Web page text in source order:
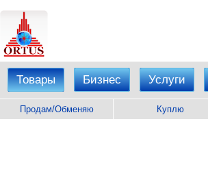
Товары Бизнес Услуги
Продам/Обменяю Куплю